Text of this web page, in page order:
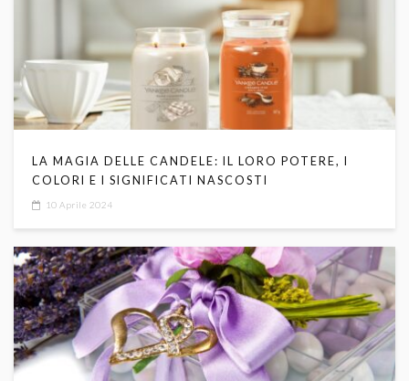
LA MAGIA DELLE CANDELE: IL LORO POTERE, I
COLORI E I SIGNIFICATI NASCOSTI
10 Aprile 2024